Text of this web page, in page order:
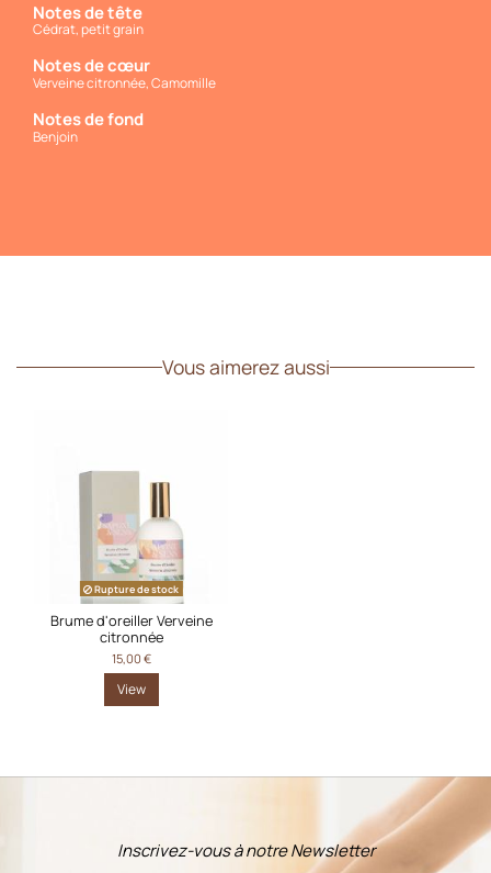
Notes de tête
Cédrat, petit grain
Notes de cœur
Verveine citronnée, Camomille
Notes de fond
Benjoin
Vous aimerez aussi
Rupture de stock
Brume d'oreiller Verveine
citronnée
15,00 €
View
Inscrivez-vous à notre Newsletter